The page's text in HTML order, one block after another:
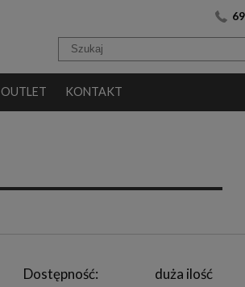
OUTLET KONTAKT
Dostępność:
duża ilość